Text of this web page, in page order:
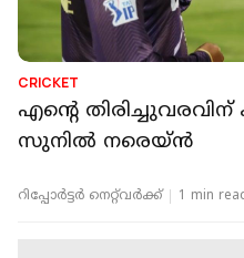
CRICKET
എന്റെ
സുനിൽ നരെയ്ൻ
റിപ്പോർട്ടർ നെറ്റ്‌വര്‍ക്ക്‌ 1 min